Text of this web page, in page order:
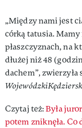
„Między nami jest
córką tatusia.
płaszczyznach, na
dłużej niż 48
dachem”, zwierzyła
Czytaj też:Była
potem zniknęła. Co